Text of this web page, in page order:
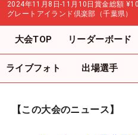
2024年11月8日-11月10日 賞金総額
グレートアイランド倶楽部（千葉県）
大会TOP リーダーボード
ライブフォト 出場選手
【この大会のニュース】